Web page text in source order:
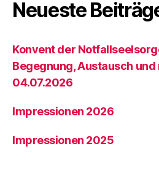
Neueste
Konvent der
Begegnung, Austausch und
04.07.2026
Impressionen 2026
Impressionen 2025